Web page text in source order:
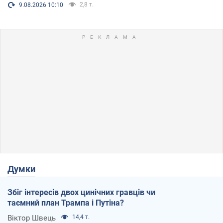
9.08.2026 10:10 2,8 т.
Думки
Збіг інтересів двох цинічних гравців чи
таємний план Трампа і Путіна?
Віктор Швець 14,4 т.